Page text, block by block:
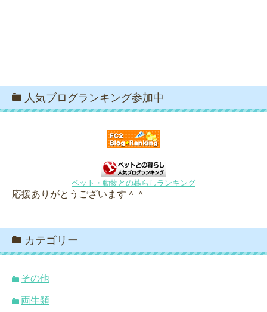
人気ブログランキング参加中
ペット・動物との暮らしランキング
応援ありがとうございます＾＾
カテゴリー
その他
両生類